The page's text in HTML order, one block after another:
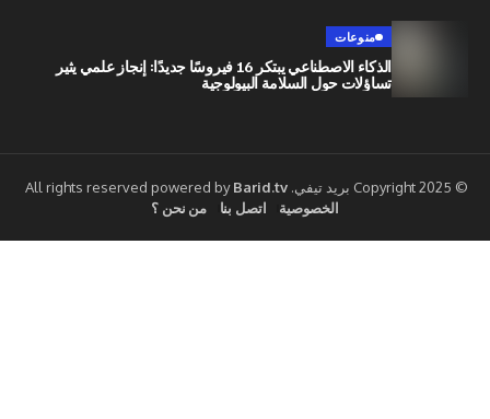
الذكاء الاصطناعي يبتكر 16 فيروسًا جديدًا: إنجاز علمي يثير
تساؤلات حول السلامة البيولوجية
Barid.tv
اتصل بنا من نحن ؟